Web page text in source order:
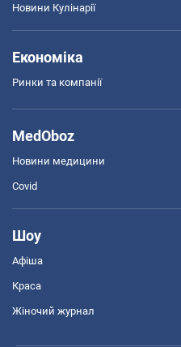
Новини Кулінарії
Економіка
Ринки та компанії
MedOboz
Новини медицини
Covid
Шоу
Афіша
Краса
Жіночий журнал